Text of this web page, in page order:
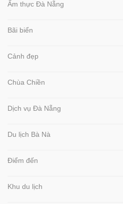
Ẩm thực Đà Nẵng
Bãi biển
Cảnh đẹp
Chùa Chiền
Dịch vụ Đà Nẵng
Du lịch Bà Nà
Điểm đến
Khu du lịch